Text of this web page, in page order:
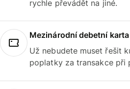
rychle převádět na jiné.
Mezinárodní debetní karta
Už nebudete muset řešit
poplatky za transakce při